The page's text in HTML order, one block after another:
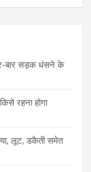
बार सड़क धंसने के
रहना होगा
लूट, डकैती समेत